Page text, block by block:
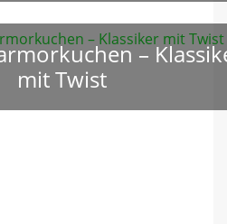
–
mit Twist